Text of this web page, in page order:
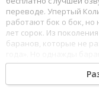
переводе. Упертый
работают бок о бок, но
лет сорок. Из
баранов, которые не
забить все стадо.
и своих баранов, но
12345 678